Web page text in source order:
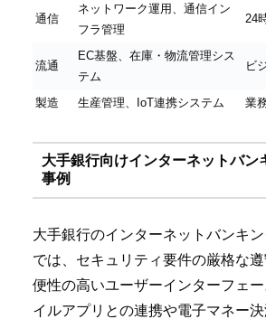
通信
ネットワーク運用、通信イン
フラ管理
24
流通
EC基盤、在庫・物流管理シス
テム
ビ
製造 生産管理、IoT連携システム 業
大手銀行向けインターネットバン
事例
大手銀行のインターネットバンキ
では、セキュリティ要件の厳格な
便性の高いユーザーインターフェ
イルアプリとの連携や電子マネー